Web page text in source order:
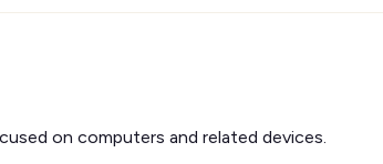
on computers and related devices.